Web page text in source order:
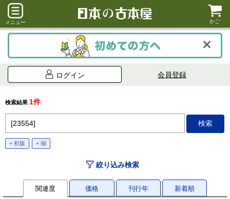
メニュー かご
ログイン 会員登録
検索結果 1件
+ 初版 + 揃
絞り込み検索
関連度 価格 刊行年 新着順